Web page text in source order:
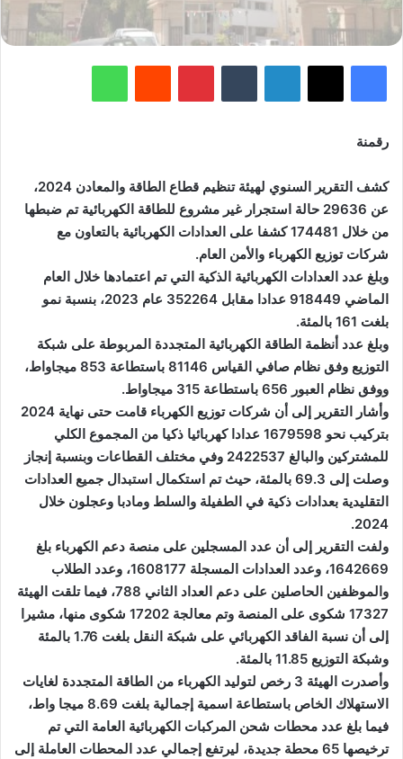
فيسبوك لينكدإن بينتيريست
رقمنة
كشف التقرير السنوي لهيئة تنظيم قطاع الطاقة والمعادن 2024،
عن 29636 حالة استجرار غير مشروع للطاقة الكهربائية تم ضبطها
من خلال 174481 كشفا على العدادات الكهربائية بالتعاون مع
شركات توزيع الكهرباء والأمن العام.
وبلغ عدد العدادات الكهربائية الذكية التي تم اعتمادها خلال العام
الماضي 918449 عدادا مقابل 352264 عام 2023، بنسبة نمو
بلغت 161 بالمئة.
وبلغ عدد أنظمة الطاقة الكهربائية المتجددة المربوطة على شبكة
التوزيع وفق نظام صافي القياس 81146 باستطاعة 853 ميجاواط،
ووفق نظام العبور 656 باستطاعة 315 ميجاواط.
وأشار التقرير إلى أن شركات توزيع الكهرباء قامت حتى نهاية 2024
بتركيب نحو 1679598 عدادا كهربائيا ذكيا من المجموع الكلي
للمشتركين والبالغ 2422537 وفي مختلف القطاعات وبنسبة إنجاز
وصلت إلى 69.3 بالمئة، حيث تم استكمال استبدال جميع العدادات
التقليدية بعدادات ذكية في الطفيلة والسلط ومادبا وعجلون خلال
2024.
ولفت التقرير إلى أن عدد المسجلين على منصة دعم الكهرباء بلغ
1642669، وعدد العدادات المسجلة 1608177، وعدد الطلاب
والموظفين الحاصلين على دعم العداد الثاني 788، فيما تلقت الهيئة
17327 شكوى على المنصة وتم معالجة 17202 شكوى منها، مشيرا
إلى أن نسبة الفاقد الكهربائي على شبكة النقل بلغت 1.76 بالمئة
وشبكة التوزيع 11.85 بالمئة.
وأصدرت الهيئة 3 رخص لتوليد الكهرباء من الطاقة المتجددة لغايات
الاستهلاك الخاص باستطاعة اسمية إجمالية بلغت 8.69 ميجا واط،
فيما بلغ عدد محطات شحن المركبات الكهربائية العامة التي تم
ترخيصها 65 محطة جديدة، ليرتفع إجمالي عدد المحطات العاملة إلى